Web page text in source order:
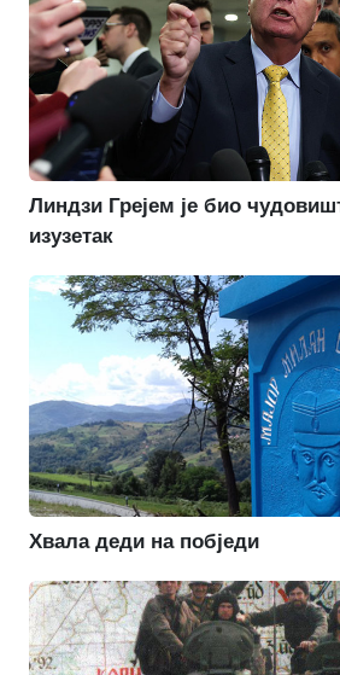
Линдзи Грејем је био
изузетак
Хвала деди на побједи